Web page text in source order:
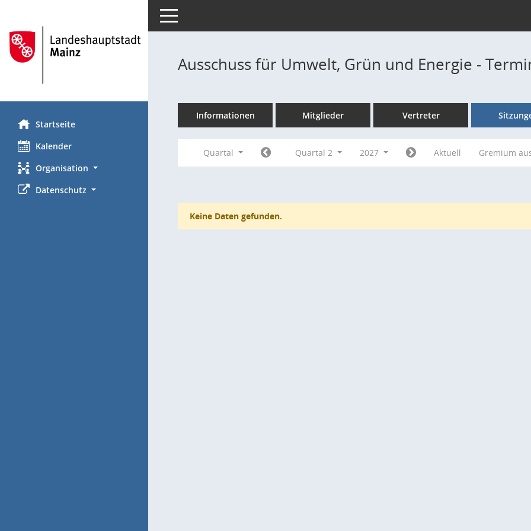
Startseite
Kalender
Organisation
Datenschutz
Toggle navigation
Ausschuss für Umwelt, Grün und Energie -
Informationen Mitglieder Vertreter
Quartal Quartal 2 2027 Aktuell Gremium
Keine Daten gefunden.